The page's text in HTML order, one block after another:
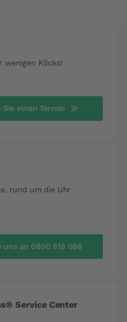
wenigen Klicks!
Sie einen Termin
rund um die Uhr
uns an 0800 818 088
Service Center